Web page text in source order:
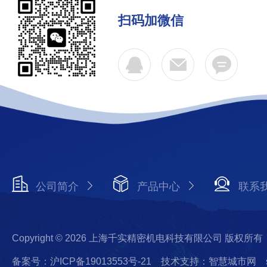
扫码加微信
公司简介 产品中心 联系
Copyright © 2026 上海千实精密机电科技有限公司 版权所有
备案号：沪ICP备19013553号-21 技术支持：智慧城市网